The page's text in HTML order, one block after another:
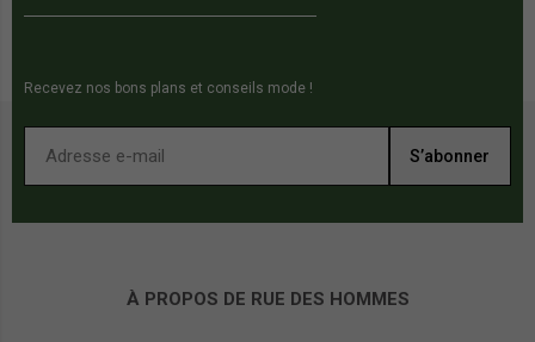
Recevez nos bons plans et conseils mode !
S’abonner
À PROPOS DE RUE DES HOMMES